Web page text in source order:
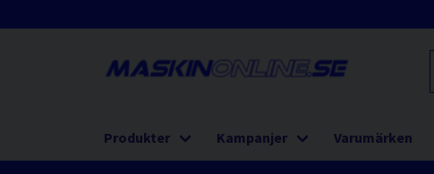
Produkter Kampanjer Varumärken